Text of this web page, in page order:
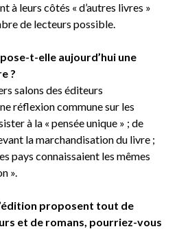
à leurs côtés « d’autres livres »
de lecteurs possible.
t-elle aujourd’hui une
?
salons des éditeurs
réflexion commune sur les
à la « pensée unique » ; de
la marchandisation du livre ;
pays connaissaient les mêmes
».
proposent tout de
et de romans, pourriez-vous